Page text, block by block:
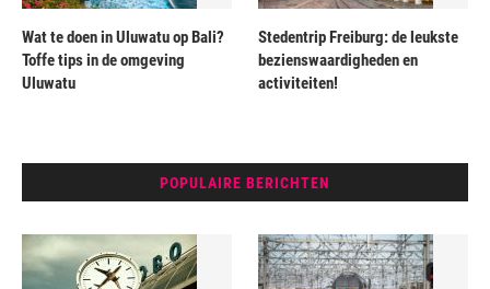
Wat te doen in Uluwatu op Bali?
Toffe tips in de omgeving
Uluwatu
Stedentrip Freiburg: de leukste
bezienswaardigheden en
activiteiten!
POPULAIRE BERICHTEN